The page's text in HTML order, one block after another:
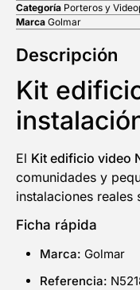
Categoría Porteros y
Marca Golmar
Descripción
Kit
El Kit edificio video
comunidades y
instalaciones reales
Ficha rápida
Marca: Golmar
Referencia: